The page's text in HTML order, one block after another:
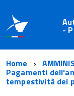
-
Home
Pagamenti
tempestività dei